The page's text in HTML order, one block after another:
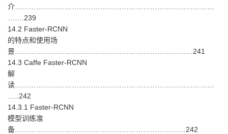
介…………………………………………………………………………
…….239
14.2 Faster-RCNN
的特点和使用场
景…………………………………………………………………241
14.3 Caffe Faster-RCNN
解
读…………………………………………………………………………
…..242
14.3.1 Faster-RCNN
模型训练准
备………………………………………………………………242